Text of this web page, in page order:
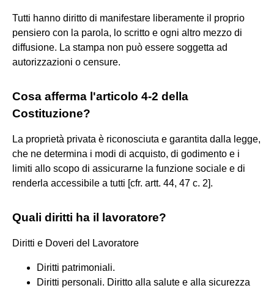
Tutti hanno diritto di manifestare liberamente il proprio
pensiero con la parola, lo scritto e ogni altro mezzo di
diffusione. La stampa non può essere soggetta ad
autorizzazioni o censure.
Cosa afferma l'articolo 4-2 della
Costituzione?
La proprietà privata è riconosciuta e garantita dalla legge,
che ne determina i modi di acquisto, di godimento e i
limiti allo scopo di assicurarne la funzione sociale e di
renderla accessibile a tutti [cfr. artt. 44, 47 c. 2].
Quali diritti ha il lavoratore?
Diritti e Doveri del Lavoratore
Diritti patrimoniali.
Diritti personali. Diritto alla salute e alla sicurezza